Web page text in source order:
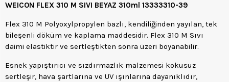
WEICON FLEX 310 M SIVI BEYAZ 310ml 13333310-39
Flex 310 M Polyoxylpropylen bazlı, kendiliğinden yayılan, tek
bileşenli döküm ve kaplama maddesidir. Flex 310 M Sıvı
daimi elastiktir ve sertleştikten sonra üzeri boyanabilir.
Esnek yapıştırıcı ve sızdırmazlık malzemesi kokusuz
sertleşir, hava şartlarına ve UV ışınlarına dayanıklıdır,